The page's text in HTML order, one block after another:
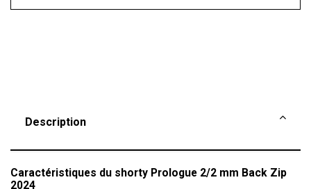
Description
Caractéristiques du shorty Prologue 2/2 mm Back Zip
2024